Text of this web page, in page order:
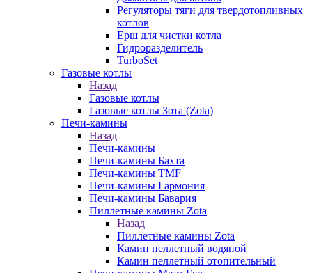
Регуляторы тяги для твердотопливных
котлов
Ерш для чистки котла
Гидроразделитель
TurboSet
Газовые котлы
Назад
Газовые котлы
Газовые котлы Зота (Zota)
Печи-камины
Назад
Печи-камины
Печи-камины Бахта
Печи-камины TMF
Печи-камины Гармония
Печи-камины Бавария
Пиллетные камины Zota
Назад
Пиллетные камины Zota
Камин пеллетный водяной
Камин пеллетный отопительный